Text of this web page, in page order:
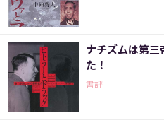
ナチズムは第
た！
書評